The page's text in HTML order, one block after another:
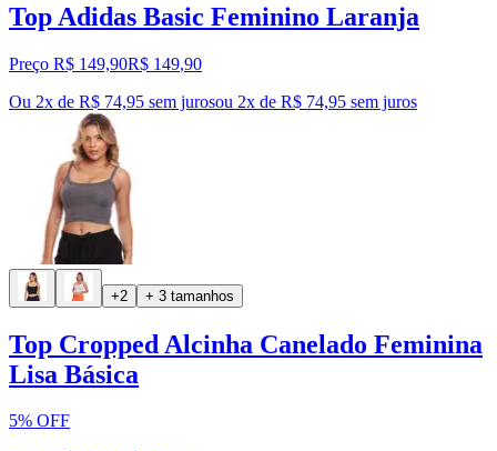
Top Adidas Basic Feminino Laranja
Preço R$ 149,90R$ 149,90
Ou 2x de R$ 74,95 sem jurosou 2x de R$ 74,95 sem juros
+2 + 3 tamanhos
Top Cropped Alcinha Canelado Feminina
Lisa Básica
5% OFF